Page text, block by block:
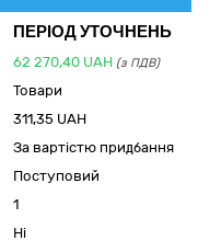
ПЕРІОД УТОЧНЕНЬ
62 270,40 UAH (з ПДВ)
Товари
311,35 UAH
За вартістю придбання
Поступовий
1
Ні